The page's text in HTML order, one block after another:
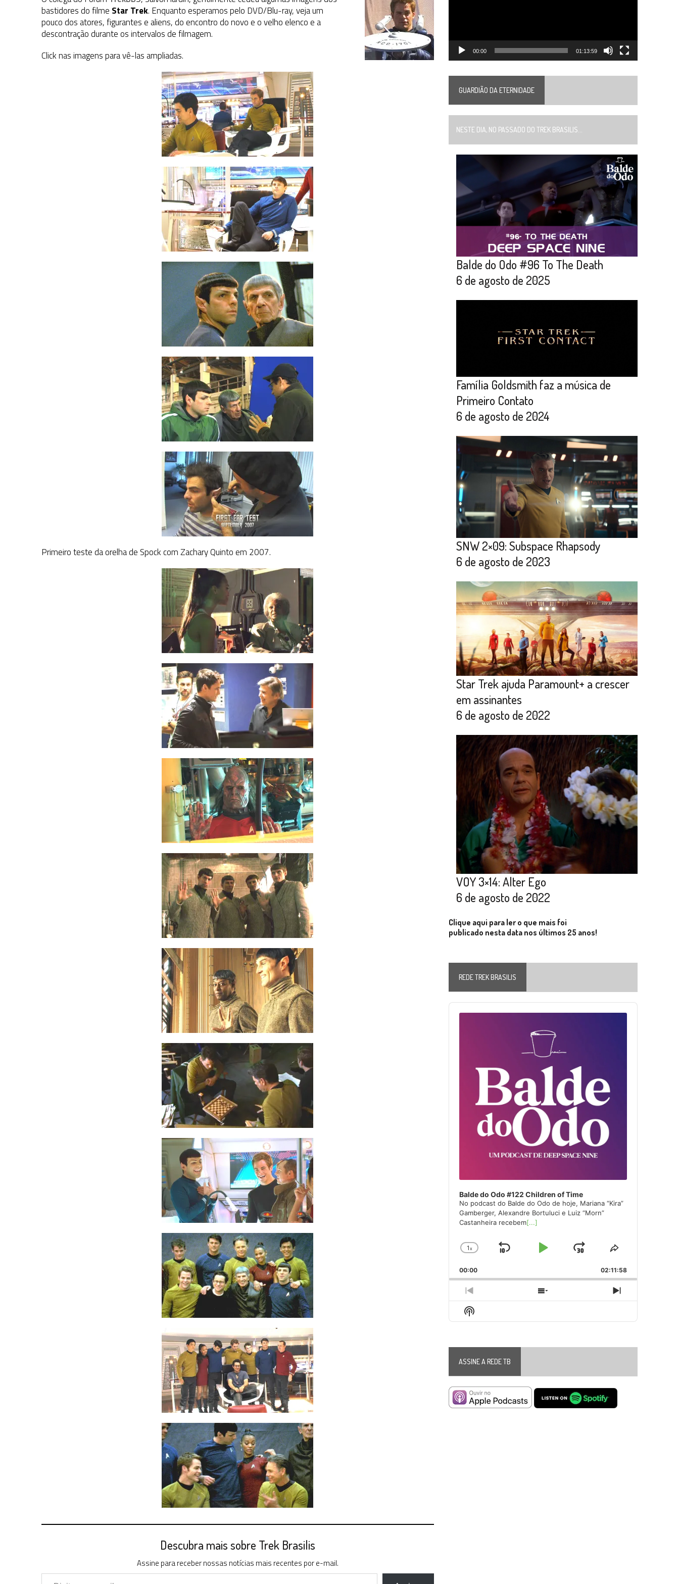
31 DE JULHO DE 2026 BOX DELUXE DO ANO 5 DACOLEÇÃO TREK BRASILISJÁ DISPONÍVEL EM PRÉ-VENDA!
31 DE JULHO DE 2026 | SNW 4×02: THE GRIFFIN INCIDENT
6 DE AGOSTO DE 2026 | AVALIE E COMENTE SNW 4×03: HUMAN BEST FRIEND
bastidores do filme Star Trek. Enquanto esperamos pelo DVD/Blu-ray, veja um
pouco dos atores, figurantes e aliens, do encontro do novo e o velho elenco e a
descontração durante os intervalos de filmagem.
Click nas imagens para vê-las ampliadas.
Primeiro teste da orelha de Spock com Zachary Quinto em 2007.
Descubra mais sobre Trek Brasilis
Assine para receber nossas notícias mais recentes por e-mail.
Digite seu e-mail…
00:00 01:13:59
GUARDIÃO DA ETERNIDADE
NESTE DIA, NO PASSADO DO TREK BRASILIS...
Balde do Odo #96 To The Death
6 de agosto de 2025
Família Goldsmith faz a música de
Primeiro Contato
6 de agosto de 2024
SNW 2×09: Subspace Rhapsody
6 de agosto de 2023
Star Trek ajuda Paramount+ a crescer
em assinantes
6 de agosto de 2022
VOY 3×14: Alter Ego
6 de agosto de 2022
Clique aqui para ler o que mais foi
publicado nesta data nos últimos 25 anos!
REDE TREK BRASILIS
Audio
Player
Balde do Odo #122 Children of Time
No podcast do Balde do Odo de hoje, Mariana “Kira”
Gamberger, Alexandre Bortuluci e Luiz “Morn”
Castanheira recebem[...]
Change
Rate
1x
Skip
Play
Jump
Forward
Share
Episode
00:00 02:11:58
Previous
Episode
Show
Episodes
Next
Episode
Show
Podcast
ASSINE A REDE TB